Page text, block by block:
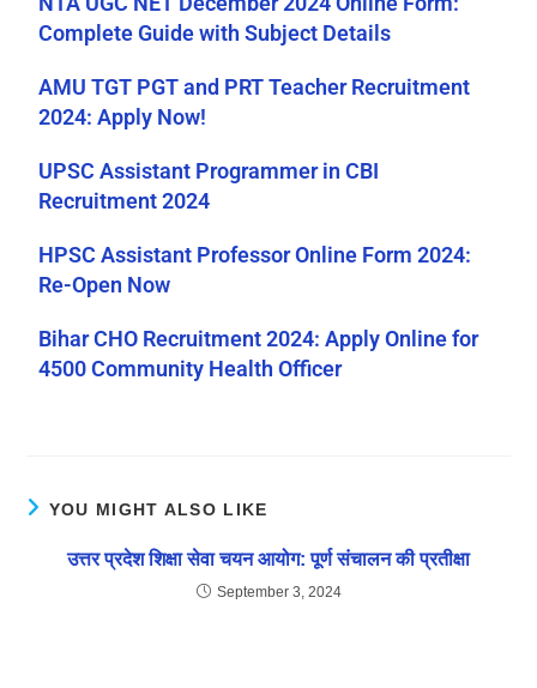
Complete Guide with Subject Details
AMU TGT PGT and PRT Teacher Recruitment
2024: Apply Now!
UPSC Assistant Programmer in CBI
Recruitment 2024
HPSC Assistant Professor Online Form 2024:
Re-Open Now
Bihar CHO Recruitment 2024: Apply Online for
4500 Community Health Officer
YOU MIGHT ALSO LIKE
उत्तर प्रदेश शिक्षा सेवा चयन आयोग: पूर्ण संचालन की प्रतीक्षा
September 3, 2024